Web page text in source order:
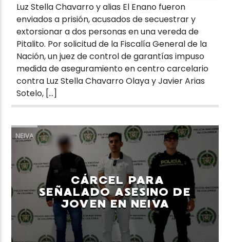
Luz Stella Chavarro y alias El Enano fueron
enviados a prisión, acusados de secuestrar y
extorsionar a dos personas en una vereda de
Pitalito. Por solicitud de la Fiscalía General de la
Nación, un juez de control de garantías impuso
medida de aseguramiento en centro carcelario
contra Luz Stella Chavarro Olaya y Javier Arias
Sotelo, […]
NEIVA
CÁRCEL PARA
SEÑALADO ASESINO DE
JOVEN EN NEIVA